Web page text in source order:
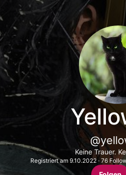
Keine Trauer.
Registriert am 9.10.2022· 76